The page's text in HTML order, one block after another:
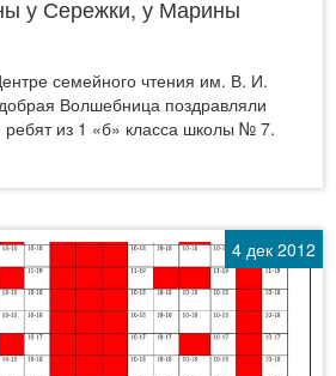
у Сережки, у Марины
семейного чтения им. В. И.
Волшебница поздравляли
из 1 «б» класса школы № 7.
4 дек 2012